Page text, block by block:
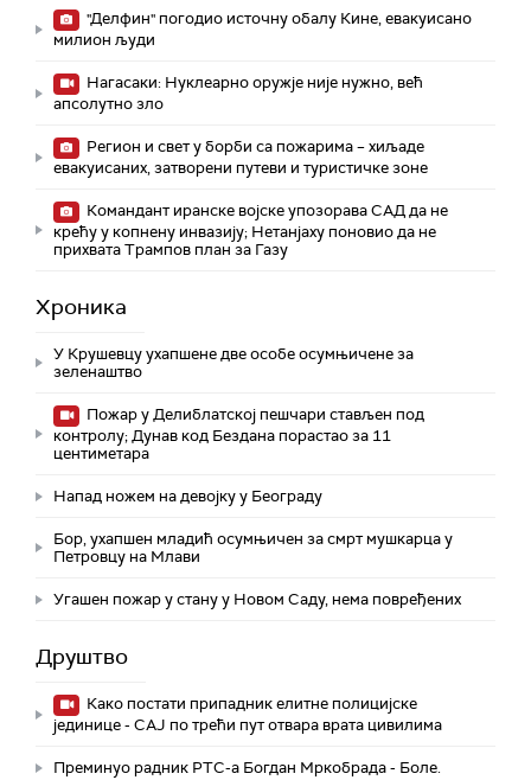
"Делфин" погодио источну обалу Кине, евакуисано
милион људи
Нагасаки: Нуклеарно оружје није нужно, већ
апсолутно зло
Регион и свет у борби са пожарима – хиљаде
евакуисаних, затворени путеви и туристичке зоне
Командант иранске војске упозорава САД да не
крећу у копнену инвазију; Нетанјаху поновио да не
прихвата Трампов план за Газу
Хроника
У Крушевцу ухапшене две особе осумњичене за
зеленаштво
Пожар у Делиблатској пешчари стављен под
контролу; Дунав код Бездана порастао за 11
центиметара
Напад ножем на девојку у Београду
Бор, ухапшен младић осумњичен за смрт мушкарца у
Петровцу на Млави
Угашен пожар у стану у Новом Саду, нема повређених
Друштво
Како постати припадник елитне полицијске
јединице - СAJ по трећи пут отвара врата цивилима
Преминуо радник РТС-а Богдан Мркобрада - Боле.